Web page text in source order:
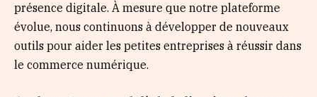
présence digitale. À mesure que notre plateforme
évolue, nous continuons à développer de nouveaux
outils pour aider les petites entreprises à réussir dans
le commerce numérique.